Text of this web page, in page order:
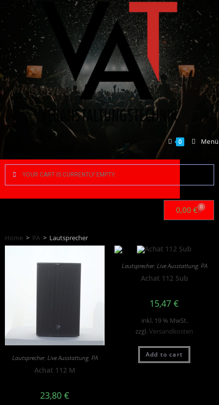
0 Menü
YOUR CART IS CURRENTLY EMPTY.
0,00 € 0
Home > PA > Lautsprecher
Lautsprecher, Live Ausstattung, PA
Achat 112 M
23,80 €
Lautsprecher, Live Ausstattung, PA
Achat 112 Sub
15,47 €
inkl. 19 % MwSt.
zzgl.Versandkosten
Add to cart